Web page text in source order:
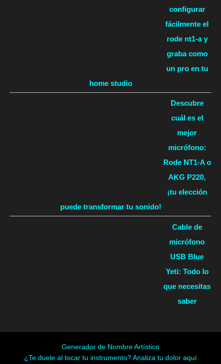
configurar
fácilmente el
rode nt1-a y
graba como
un pro en tu
home studio
Descubre
cuál es el
mejor
micrófono:
Rode NT1-A o
AKG P220,
¡tu elección
puede transformar tu sonido!
Cable de
micrófono
USB Blue
Yeti: Todo lo
que necesitas
saber
Generador de Nombre Artístico
¿Te duele al tocar tu instrumento? Analiza tu dolor aquí